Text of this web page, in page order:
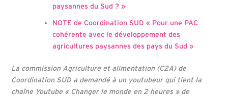
paysannes du Sud ? »
NOTE de Coordination SUD « Pour une PAC
cohérente avec le développement des
agricultures paysannes des pays du Sud »
La commission Agriculture et alimentation (C2A) de
Coordination SUD a demandé à un youtubeur qui tient la
chaîne Youtube « Changer le monde en 2 heures » de